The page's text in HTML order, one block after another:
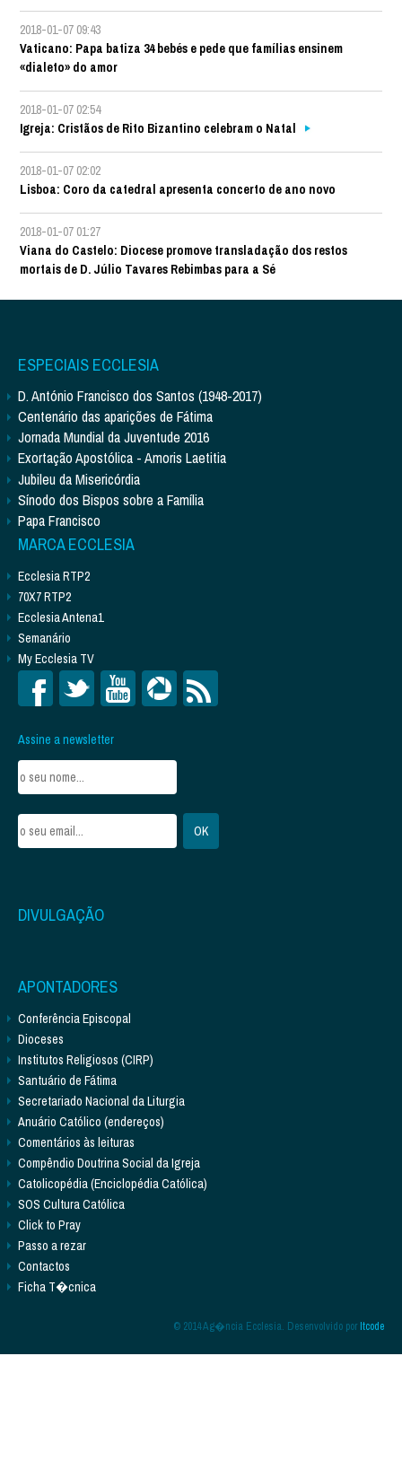
2018-01-07 09:43
Vaticano: Papa batiza 34 bebés e pede que famílias ensinem
«dialeto» do amor
2018-01-07 02:54
Igreja: Cristãos de Rito Bizantino celebram o Natal
2018-01-07 02:02
Lisboa: Coro da catedral apresenta concerto de ano novo
2018-01-07 01:27
Viana do Castelo: Diocese promove transladação dos restos
mortais de D. Júlio Tavares Rebimbas para a Sé
ESPECIAIS ECCLESIA
D. António Francisco dos Santos (1948-2017)
Centenário das aparições de Fátima
Jornada Mundial da Juventude 2016
Exortação Apostólica - Amoris Laetitia
Jubileu da Misericórdia
Sínodo dos Bispos sobre a Família
Papa Francisco
MARCA ECCLESIA
Ecclesia RTP2
70X7 RTP2
Ecclesia Antena1
Semanário
My Ecclesia TV
Assine a newsletter
DIVULGAÇÃO
APONTADORES
Conferência Episcopal
Dioceses
Institutos Religiosos (CIRP)
Santuário de Fátima
Secretariado Nacional da Liturgia
Anuário Católico (endereços)
Comentários às leituras
Compêndio Doutrina Social da Igreja
Catolicopédia (Enciclopédia Católica)
SOS Cultura Católica
Click to Pray
Passo a rezar
Contactos
Ficha T�cnica
© 2014 Ag�ncia Ecclesia. Desenvolvido porItcode